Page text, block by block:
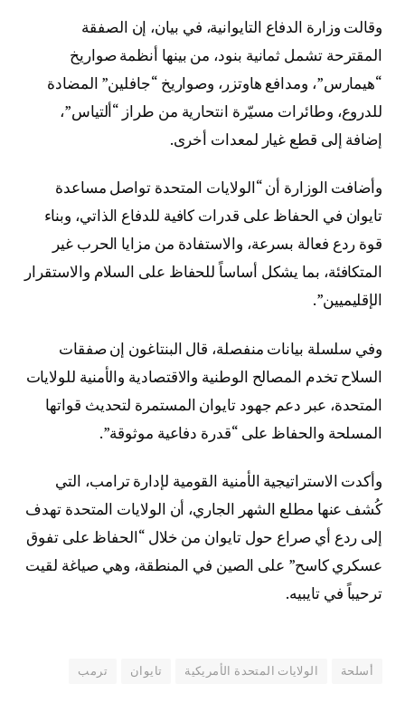
وقالت وزارة الدفاع التايوانية، في بيان، إن الصفقة
المقترحة تشمل ثمانية بنود، من بينها أنظمة صواريخ
“هيمارس”، ومدافع هاوتزر، وصواريخ “جافلين” المضادة
للدروع، وطائرات مسيّرة انتحارية من طراز “ألتياس”،
إضافة إلى قطع غيار لمعدات أخرى.
وأضافت الوزارة أن “الولايات المتحدة تواصل مساعدة
تايوان في الحفاظ على قدرات كافية للدفاع الذاتي، وبناء
قوة ردع فعالة بسرعة، والاستفادة من مزايا الحرب غير
المتكافئة، بما يشكل أساساً للحفاظ على السلام والاستقرار
الإقليميين”.
وفي سلسلة بيانات منفصلة، قال البنتاغون إن صفقات
السلاح تخدم المصالح الوطنية والاقتصادية والأمنية للولايات
المتحدة، عبر دعم جهود تايوان المستمرة لتحديث قواتها
المسلحة والحفاظ على “قدرة دفاعية موثوقة”.
وأكدت الاستراتيجية الأمنية القومية لإدارة ترامب، التي
كُشف عنها مطلع الشهر الجاري، أن الولايات المتحدة تهدف
إلى ردع أي صراع حول تايوان من خلال “الحفاظ على تفوق
عسكري كاسح” على الصين في المنطقة، وهي صياغة لقيت
ترحيباً في تايبيه.
أسلحة الولايات المتحدة الأمريكية تايوان ترمب